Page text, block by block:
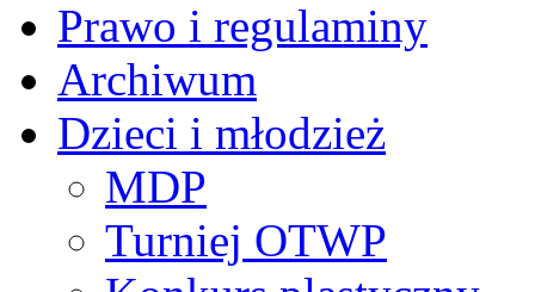
Prawo i regulaminy
Archiwum
Dzieci i młodzież
MDP
Turniej OTWP